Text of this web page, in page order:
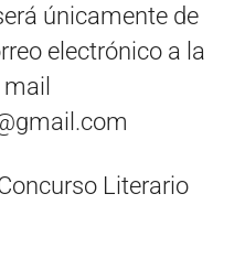
únicamente de
electrónico a la
Literario